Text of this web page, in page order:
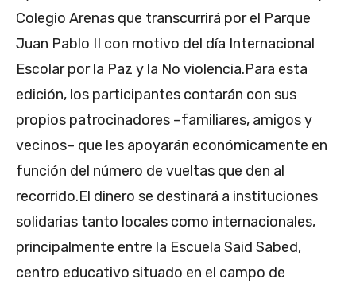
Colegio Arenas que transcurrirá por el Parque
Juan Pablo II con motivo del día Internacional
Escolar por la Paz y la No violencia.Para esta
edición, los participantes contarán con sus
propios patrocinadores –familiares, amigos y
vecinos– que les apoyarán económicamente en
función del número de vueltas que den al
recorrido.El dinero se destinará a instituciones
solidarias tanto locales como internacionales,
principalmente entre la Escuela Said Sabed,
centro educativo situado en el campo de